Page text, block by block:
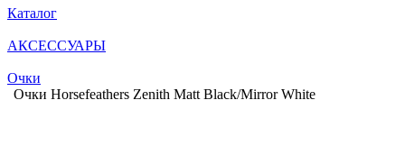
Каталог
АКСЕССУАРЫ
Очки
Очки Horsefeathers Zenith Matt Black/Mirror White